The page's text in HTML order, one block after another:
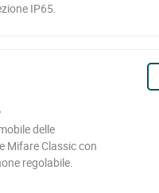
IP65.
delle
Mifare Classic con
regolabile.